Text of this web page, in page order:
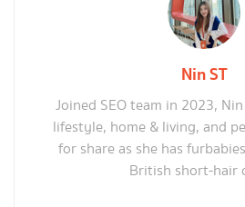
Nin ST
Joined SEO team in 2023,
lifestyle, home & living, and
for share as she has
British short-hair